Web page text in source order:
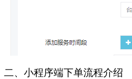
二、小程序端下单流程介绍